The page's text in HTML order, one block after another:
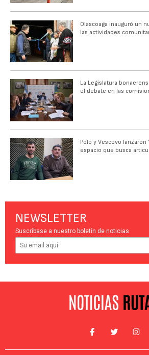
Olascoaga inauguró un
las actividades
La Legislatura
el debate en las
Polo y Vescovo
espacio que busca
NEWSLETTER
Suscríbase a nuestro boletín de noticias